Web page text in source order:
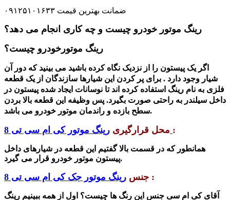
ضمانت بهترین قیمت ۰۹۱۲۵۱۰۱۶۳۳
رینگ موتور خودرو چیست و چه کاری انجام می دهد؟
رینگ موتورخودرو چیست؟
اگر یک پیستون را از نزدیک نگاه کرده باشید می بینید که دور آن
شیار وجود دارد . برای پر کردن این شیارها سازندگان از یک قطعه
فلزی به نام رینگ استفاده کرده اند تا نوسانات ایجاد شده پیستون در
داخل سیلندر به راحتی صورت بگیرد. پس وظیفه این قطعه بالا بردن
سطح بازده و راندمان موتور خودرو می باشد.
محل قرارگیری :
همانطور که در قسمت بالا گفتیم این قطعه در شیارهای داخل
پیستون موتور خودرو قرار می گیرد.
جنس رینگ موتور جک کی ام سی تی 8 :
آقای کی ام سی جنس این رنگ ها چیست؟ اول از همه ببینیم رینگ